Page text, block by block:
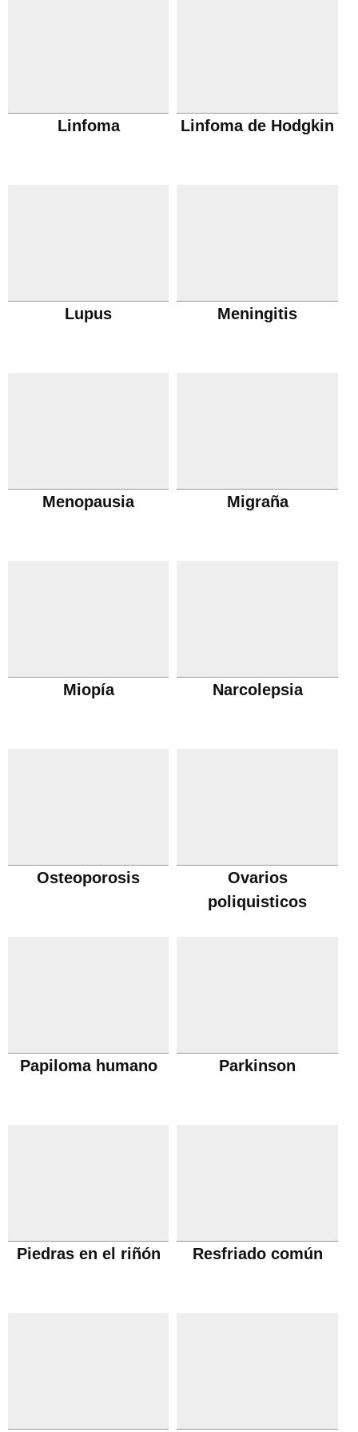
Linfoma Linfoma de Hodgkin
Lupus Meningitis
Menopausia Migraña
Miopía Narcolepsia
Osteoporosis
Ovarios
poliquisticos
Papiloma humano Parkinson
Piedras en el riñón Resfriado común